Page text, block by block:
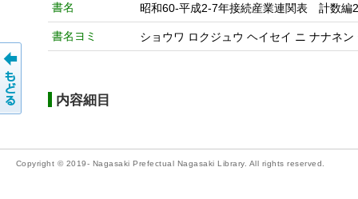
書名 昭和60-平成2-7年接続産業連関表 計数編
書名ヨミ ショウワ ロクジュウ ヘイセイ ニ ナナネ
内容細目
Copyright © 2019- Nagasaki Prefectual Nagasaki Library. All rights reserved.